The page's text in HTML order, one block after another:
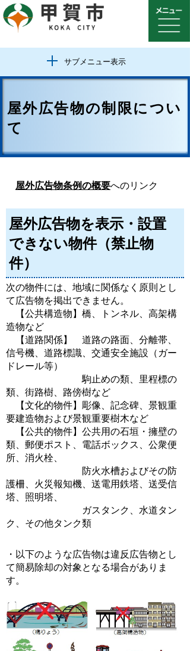
サブメニュー表示
屋外広告物の制限につい
て
屋外広告物条例の概要へのリンク
屋外広告物を表示・設置
できない物件（禁止物
件）
次の物件には、地域に関係なく原則とし
て広告物を掲出できません。
【公共構造物】橋、トンネル、高架構
造物など
【道路関係】 道路の路面、分離帯、
信号機、道路標識、交通安全施設（ガー
ドレール等）
駒止めの類、里程標の
類、街路樹、路傍樹など
【文化的物件】彫像、記念碑、景観重
要建造物および景観重要樹木など
【公共的物件】公共用の石垣・擁壁の
類、郵便ポスト、電話ボックス、公衆便
所、消火栓、
防火水槽およびその防
護柵、火災報知機、送電用鉄塔、送受信
塔、照明塔、
ガスタンク、水道タン
ク、その他タンク類
・以下のような広告物は違反広告物とし
て簡易除却の対象となる場合がありま
す。